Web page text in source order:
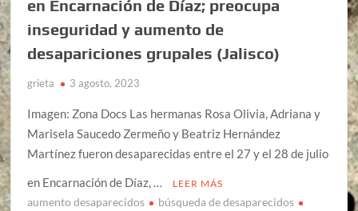
en Encarnación de Díaz; preocupa
inseguridad y aumento de
desapariciones grupales (Jalisco)
grieta 3 agosto, 2023
Imagen: Zona Docs Las hermanas Rosa Olivia, Adriana y
Marisela Saucedo Zermeño y Beatriz Hernández
Martínez fueron desaparecidas entre el 27 y el 28 de julio
en Encarnación de Díaz, …
LEER MÁS
aumento desaparecidos
búsqueda de desaparecidos